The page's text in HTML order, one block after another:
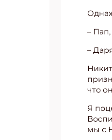
–
–
что
Я
мы с